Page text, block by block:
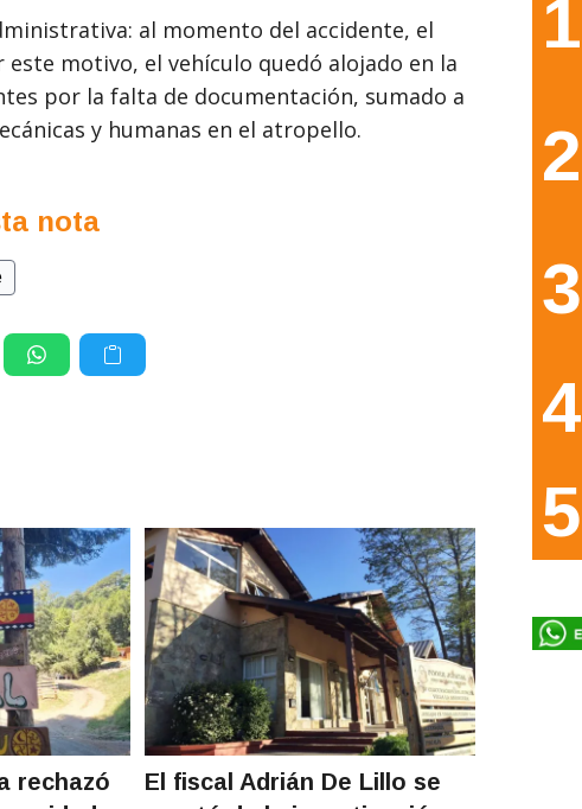
al momento del accidente, el
este motivo, el vehículo quedó alojado en la
por la falta de documentación, sumado a
y humanas en el atropello.
nota
rechazó
El fiscal Adrián De Lillo se
1
2
3
4
5